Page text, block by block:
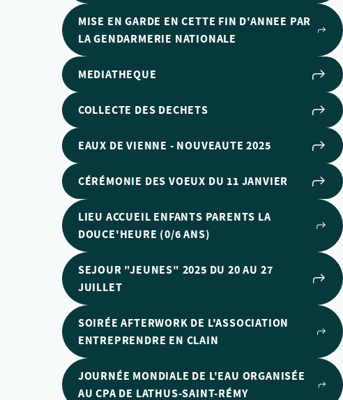
MISE EN GARDE EN CETTE FIN D'ANNEE PAR
LA GENDARMERIE NATIONALE
MEDIATHEQUE
COLLECTE DES DECHETS
EAUX DE VIENNE - NOUVEAUTE 2025
CÉRÉMONIE DES VOEUX DU 11 JANVIER
LIEU ACCUEIL ENFANTS PARENTS LA
DOUCE'HEURE (0/6 ANS)
SEJOUR "JEUNES" 2025 DU 20 AU 27
JUILLET
SOIRÉE AFTERWORK DE L'ASSOCIATION
ENTREPRENDRE EN CLAIN
JOURNÉE MONDIALE DE L'EAU ORGANISÉE
AU CPA DE LATHUS-SAINT-RÉMY